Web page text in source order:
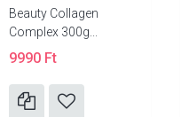
Beauty Collagen
Complex 300g...
9990 Ft